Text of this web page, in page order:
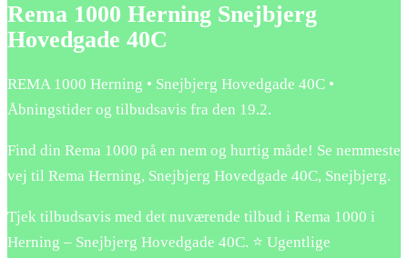
Rema 1000 Herning Snejbjerg
Hovedgade 40C
REMA 1000 Herning • Snejbjerg Hovedgade 40C •
Åbningstider og tilbudsavis fra den 19.2.
Find din Rema 1000 på en nem og hurtig måde! Se nemmeste
vej til Rema Herning, Snejbjerg Hovedgade 40C, Snejbjerg.
Tjek tilbudsavis med det nuværende tilbud i Rema 1000 i
Herning – Snejbjerg Hovedgade 40C. ⭐ Ugentlige